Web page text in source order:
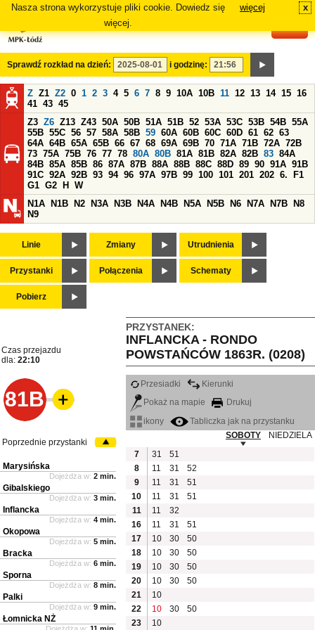
Nasza strona wykorzystuje pliki cookie. Dowiedz się
więcej.
więcej x
Sprawdź rozkład na dzień: i godzinę:
Z Z1 Z2 0 1 2 3 4 5 6 7 8 9 10A 10B 11 12 13 14 15 16
41 43 45
Z3 Z6 Z13 Z43 50A 50B 51A 51B 52 53A 53C 53B 54B 55A
55B 55C 56 57 58A 58B 59 60A 60B 60C 60D 61 62 63
64A 64B 65A 65B 66 67 68 69A 69B 70 71A 71B 72A 72B
73 75A 75B 76 77 78 80A 80B 81A 81B 82A 82B 83 84A
84B 85A 85B 86 87A 87B 88A 88B 88C 88D 89 90 91A 91B
91C 92A 92B 93 94 96 97A 97B 99 100 101 201 202 6.
F1
G1 G2 H
W
N1A
N1B N2 N3A N3B N4A N4B N5A N5B N6 N7A N7B
N8
N9
Linie Zmiany Utrudnienia
Przystanki Połączenia Schematy
Pobierz
PRZYSTANEK:
INFLANCKA - RONDO
POWSTAŃCÓW 1863R. (0208)
Czas przejazdu
dla: 22:10
81B
Przesiadki
Kierunki
Pokaż na mapie
Drukuj
ikony
Tabliczka jak na przystanku
SOBOTY
NIEDZIELA
7
31
51
8
11 31
52
9
11 31
51
10
11 31
51
11
11
32
16
11 31
51
17
10 30
50
18
10 30
50
19
10 30
50
20
10 30
50
21
10
22
10 30
50
23
10
Poprzednie przystanki
Marysińska
Dojeżdża w: 2 min.
Gibalskiego
Dojeżdża w: 3 min.
Inflancka
Dojeżdża w: 4 min.
Okopowa
Dojeżdża w: 5 min.
Bracka
Dojeżdża w: 6 min.
Sporna
Dojeżdża w: 8 min.
Palki
Dojeżdża w: 9 min.
Łomnicka NŻ